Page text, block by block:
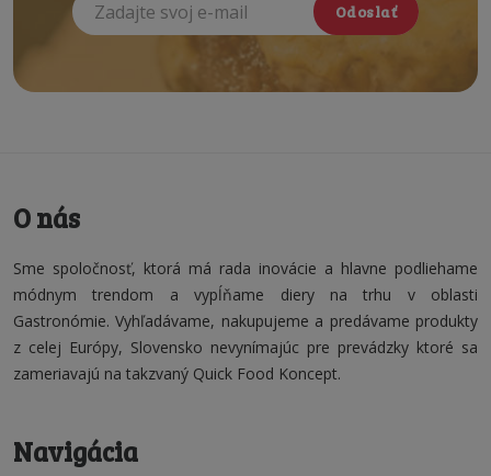
Odoslať
O nás
Sme spoločnosť, ktorá má rada inovácie a hlavne podliehame
módnym trendom a vypĺňame diery na trhu v oblasti
Gastronómie. Vyhľadávame, nakupujeme a predávame produkty
z celej Európy, Slovensko nevynímajúc pre prevádzky ktoré sa
zameriavajú na takzvaný Quick Food Koncept.
Navigácia